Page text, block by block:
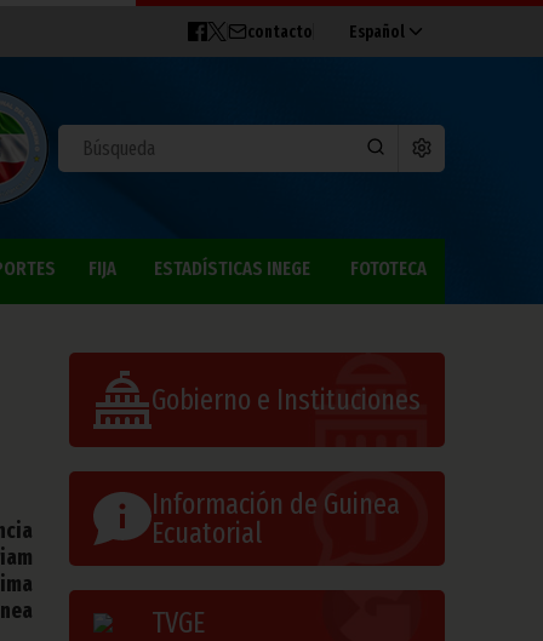
contacto Español
FIJA ESTADÍSTICAS INEGE FOTOTECA
Gobierno e Instituciones
Información de Guinea
Ecuatorial
TVGE